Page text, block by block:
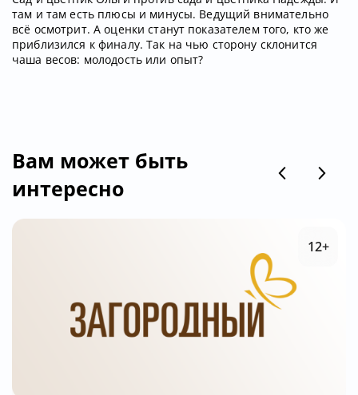
там и там есть плюсы и минусы. Ведущий внимательно
всё осмотрит. А оценки станут показателем того, кто же
приблизился к финалу. Так на чью сторону склонится
чаша весов: молодость или опыт?
Вам может быть
интересно
12+